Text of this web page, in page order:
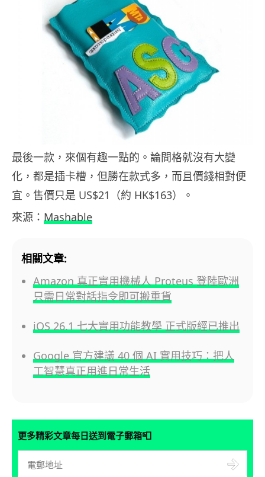
最後一款，來個有趣一點的。論間格就沒有大變
化，都是插卡槽，但勝在款式多，而且價錢相對便
宜。售價只是 US$21（約 HK$163）。
來源： Mashable
相關文章:
Amazon 真正實用機械人 Proteus 登陸歐洲
只需日常對話指令即可搬重貨
iOS 26.1 七大實用功能教學 正式版經已推出
Google 官方建議 40 個 AI 實用技巧：把人
工智慧真正用進日常生活
更多精彩文章每日送到電子郵箱📮